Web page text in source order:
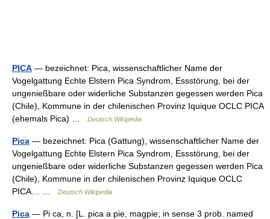
PICA — bezeichnet: Pica, wissenschaftlicher Name der
Vogelgattung Echte Elstern Pica Syndrom, Essstörung, bei der
ungenießbare oder widerliche Substanzen gegessen werden Pica
(Chile), Kommune in der chilenischen Provinz Iquique OCLC PICA
(ehemals Pica) …
Deutsch Wikipedia
Pica — bezeichnet: Pica (Gattung), wissenschaftlicher Name der
Vogelgattung Echte Elstern Pica Syndrom, Essstörung, bei der
ungenießbare oder widerliche Substanzen gegessen werden Pica
(Chile), Kommune in der chilenischen Provinz Iquique OCLC
PICA… …
Deutsch Wikipedia
Pica — Pi ca, n. [L. pica a pie, magpie; in sense 3 prob. named